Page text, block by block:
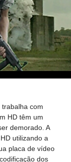
com
HD têm um
demorado. A
utilizando a
placa de vídeo
dos